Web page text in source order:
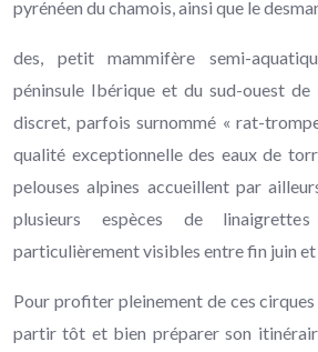
pyrénéen du chamois, ainsi que le
des, petit mammifère semi-
péninsule Ibérique et du sud-ouest de
discret, parfois surnommé « rat-
qualité exceptionnelle des eaux de
pelouses alpines accueillent par
plusieurs espèces de
particulièrement visibles entre fin juin
Pour profiter pleinement de ces
partir tôt et bien préparer son